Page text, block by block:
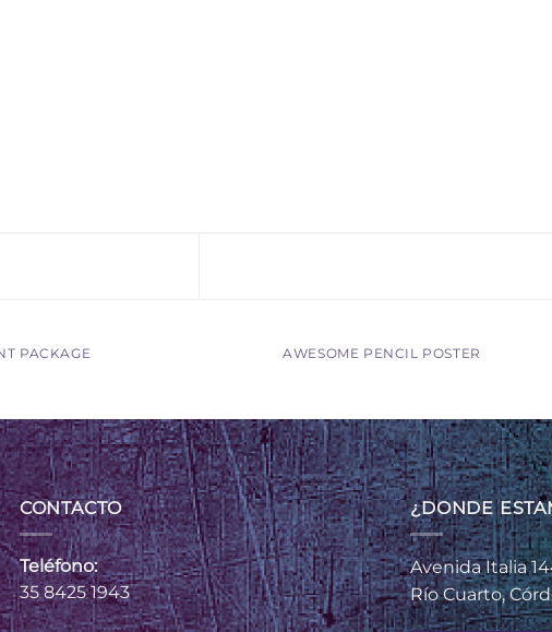
PACKAGE AWESOME PENCIL POSTER
CONTACTO
Teléfono:
35 8425 1943
¿DONDE
Avenida Italia
Río Cuarto,